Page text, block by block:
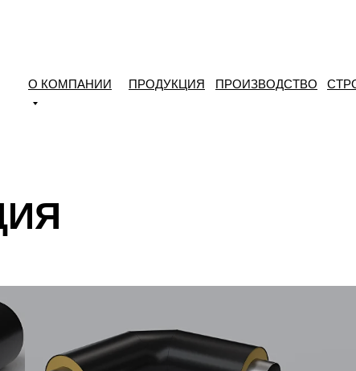
О КОМПАНИИ ПРОДУКЦИЯ ПРОИЗВОДСТВО